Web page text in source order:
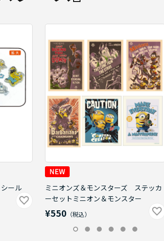
ール
ミニオンズ＆モンスターズ ステッカ
ーセットミニオン＆モンスター
¥550